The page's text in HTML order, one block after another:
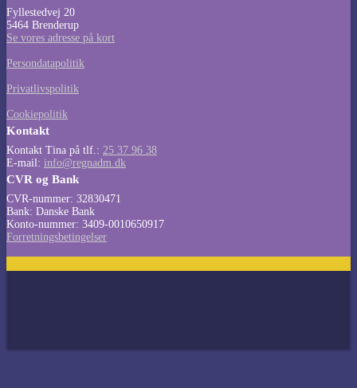
Fyllestedvej 20
5464 Brenderup
Se vores adresse på kort
Persondatapolitik
Privatlivspolitik
Cookiepolitik
Kontakt
Kontakt Tina på tlf.: 25 37 96 38
E-mail: info@regnadm.dk
CVR og Bank
CVR-nummer: 32830471
Bank: Danske Bank
Konto-nummer: 3409-0010650917
Forretningsbetingelser